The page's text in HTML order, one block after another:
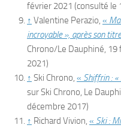
février 2021 (consulté le
↑ Valentine Perazio, «
incroyable », après son
Chrono/Le Dauphiné, 19
2021)
↑ Ski Chrono, « Shiffrin : «
surSki Chrono, Le
décembre 2017)
↑ Richard Vivion, « Ski :